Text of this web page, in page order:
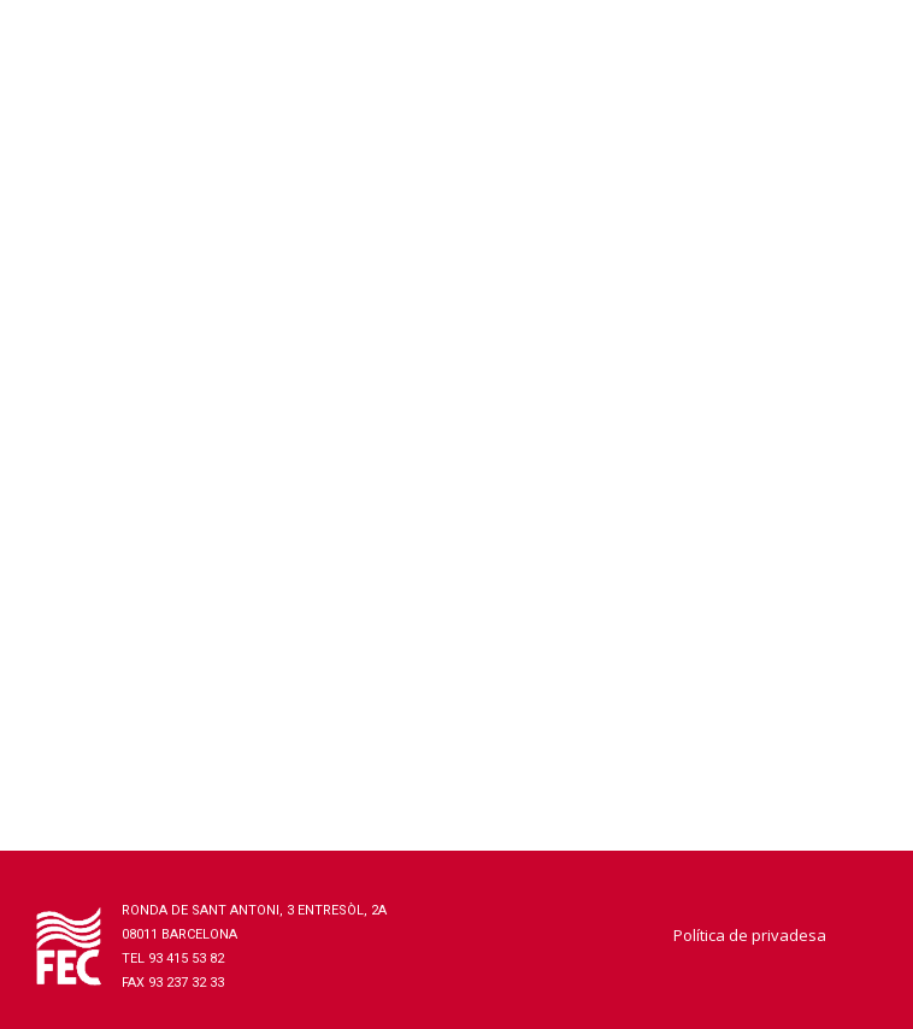
RONDA DE SANT ANTONI, 3 ENTRESÒL, 2A
08011 BARCELONA
TEL 93 415 53 82
FAX 93 237 32 33
Política de privadesa